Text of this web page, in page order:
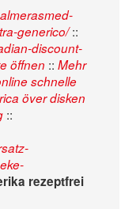
generico/::
discount-
öffnen :: Mehr
schnelle
över disken
::
rezeptfrei